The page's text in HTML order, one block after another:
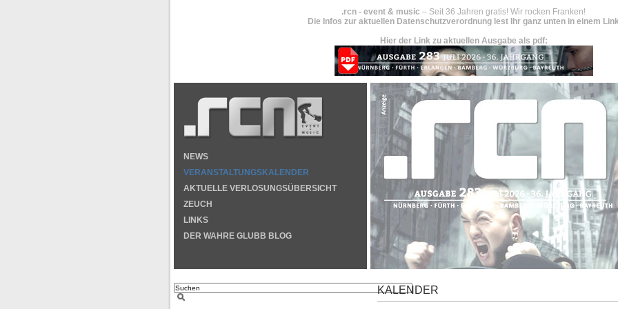
.rcn - event & music – Seit 36 Jahren gratis! Wir rocken Franken!
Die Infos zur aktuellen Datenschutzverordnung lest Ihr ganz unten in einem
Hier der Link zu aktuellen Ausgabe als pdf:
NEWS
VERANSTALTUNGSKALENDER
AKTUELLE VERLOSUNGSÜBERSICHT
ZEUCH
LINKS
DER WAHRE GLUBB BLOG
KALENDER